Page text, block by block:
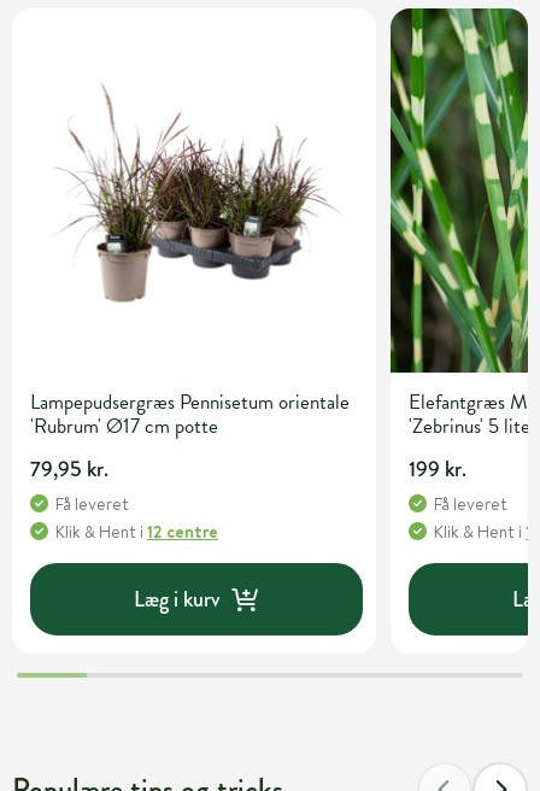
Lampepudsergræs Pennisetum orientale
'Rubrum' Ø17 cm potte
79,95 kr.
Få leveret
Klik & Hent i 12 centre
Læg i kurv
Elefantgræs
'Zebrinus' 5
199 kr.
Få leveret
Klik & Hent i